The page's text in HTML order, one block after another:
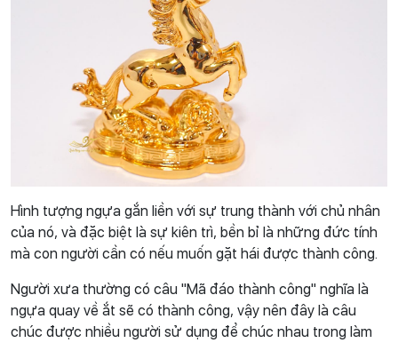
Hình tượng ngựa gắn liền với sự trung thành với chủ nhân
của nó, và đặc biệt là sự kiên trì, bền bỉ là những đức tính
mà con người cần có nếu muốn gặt hái được thành công.
Người xưa thường có câu "Mã đáo thành công" nghĩa là
ngựa quay về ắt sẽ có thành công, vậy nên đây là câu
chúc được nhiều người sử dụng để chúc nhau trong làm